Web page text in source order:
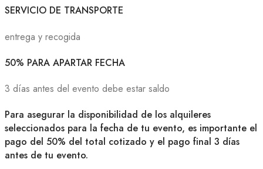
SERVICIO DE TRANSPORTE
entrega y recogida
50% PARA APARTAR FECHA
3 días antes del evento debe estar saldo
Para asegurar la disponibilidad de los alquileres
seleccionados para la fecha de tu evento, es importante el
pago del 50% del total cotizado y el pago final 3 días
antes de tu evento.